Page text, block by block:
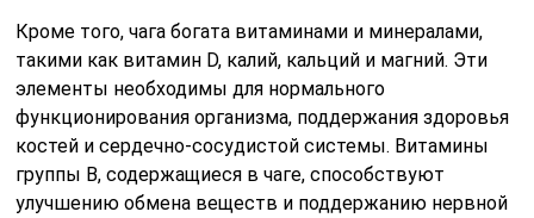
Кроме того, чага богата витаминами и минералами,
такими как витамин D, калий, кальций и магний. Эти
элементы необходимы для нормального
функционирования организма, поддержания здоровья
костей и сердечно-сосудистой системы. Витамины
группы B, содержащиеся в чаге, способствуют
улучшению обмена веществ и поддержанию нервной